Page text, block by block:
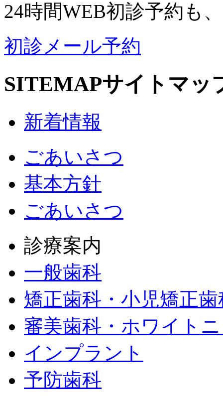
24時間WEB初診予約も
初診メール予約
SITEMAPサイトマッ
新着情報
ごあいさつ
基本方針
ごあいさつ
診療案内
一般歯科
矯正歯科・小児矯正歯
審美歯科・ホワイト
インプラント
予防歯科